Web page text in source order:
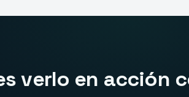
verlo en acción